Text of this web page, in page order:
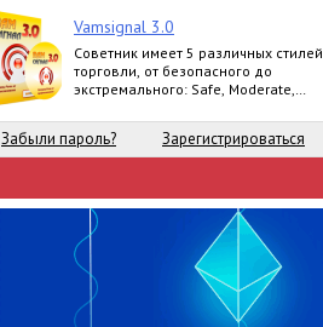
Vamsignal 3.0
Советник имеет 5 различных стилей
торговли, от безопасного до
экстремального: Safe, Moderate,
Забыли пароль? Зарегистрироваться